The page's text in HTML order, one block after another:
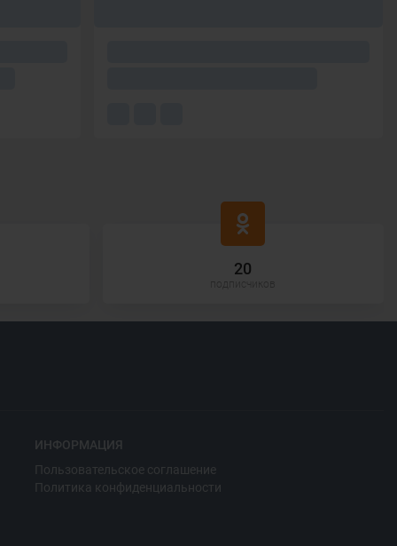
20
ИНФОРМАЦИЯ
Пользовательское соглашение
Политика конфиденциальности